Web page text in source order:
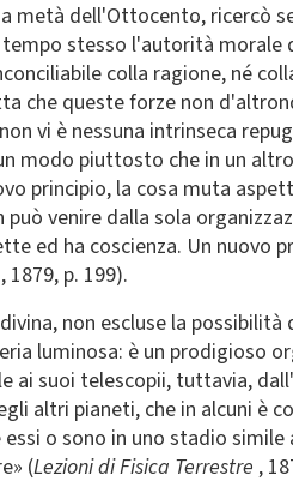
metà dell'Ottocento, ricercò
stesso l'autorità morale
colla ragione, né
che queste forze non
vi è nessuna intrinseca
modo piuttosto che in un
principio, la cosa muta
venire dalla sola
ed ha coscienza. Un nuovo
, 1879, p. 199).
non escluse la possibilità
luminosa: è un prodigioso
ai suoi telescopii, tuttavia,
altri pianeti, che in alcuni è
o sono in uno stadio
(Lezioni di Fisica Terrestre ,